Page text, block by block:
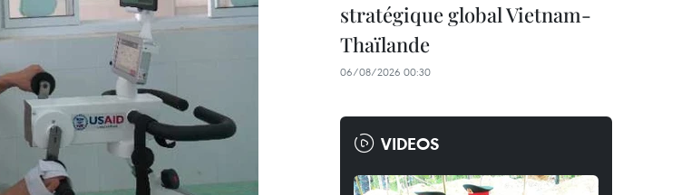
stratégique global Vietnam-
Thaïlande
06/08/2026 00:30
VIDEOS